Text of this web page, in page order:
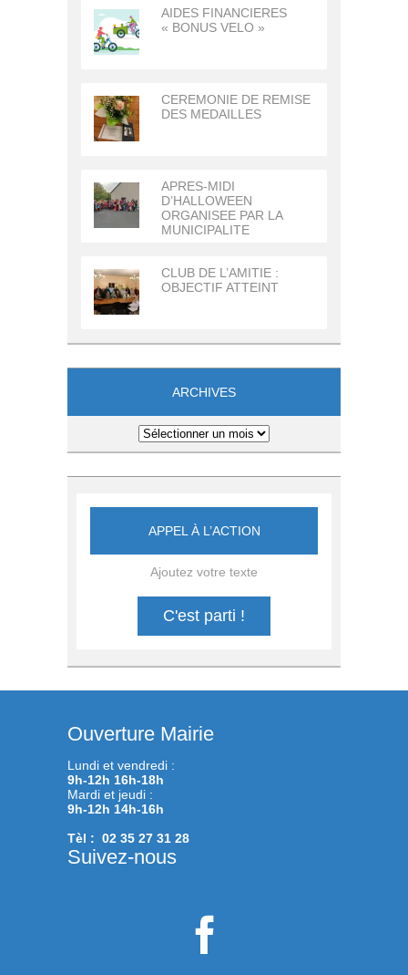
AIDES FINANCIERES
« BONUS VELO »
CEREMONIE DE REMISE
DES MEDAILLES
APRES-MIDI
D’HALLOWEEN
ORGANISEE PAR LA
MUNICIPALITE
CLUB DE L’AMITIE :
OBJECTIF ATTEINT
ARCHIVES
APPEL À L’ACTION
Ajoutez votre texte
C'est parti !
Ouverture Mairie
Lundi et vendredi :
9h-12h 16h-18h
Mardi et jeudi :
9h-12h 14h-16h
Tèl : 02 35 27 31 28
Suivez-nous
